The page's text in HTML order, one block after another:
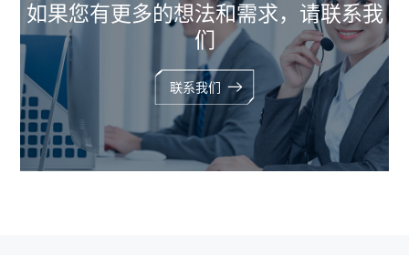
如果您有更多的想法和需求，请联系我
们
联系我们